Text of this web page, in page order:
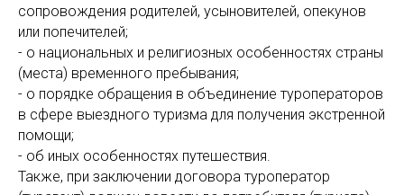
сопровождения родителей, усыновителей, опекунов
или попечителей;
- о национальных и религиозных особенностях страны
(места) временного пребывания;
- о порядке обращения в объединение туроператоров
в сфере выездного туризма для получения экстренной
помощи;
- об иных особенностях путешествия.
Также, при заключении договора туроператор